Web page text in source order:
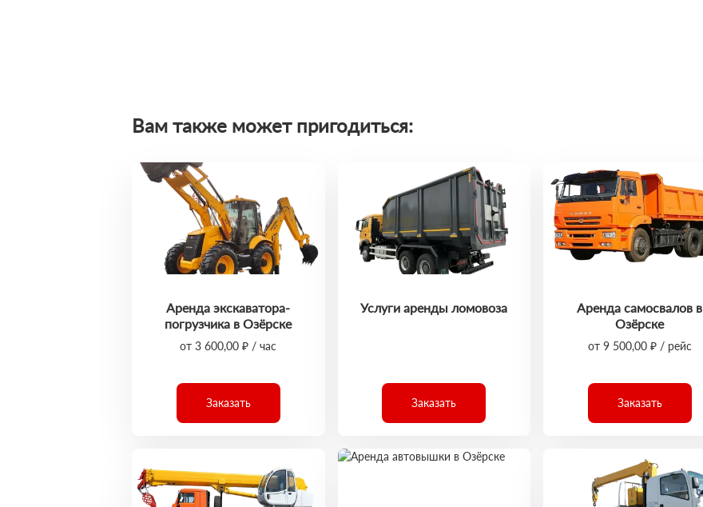
Вам также может пригодиться:
Аренда экскаватора-
погрузчика в Озёрске
от 3 600,00 ₽ / час
Заказать
Услуги аренды ломовоза
Заказать
Аренда самосвалов в
Озёрске
от 9 500,00 ₽ / рейс
Заказать